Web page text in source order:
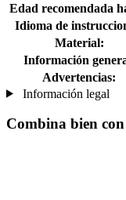
Edad recomendada
Idioma de
Material:
Información
Advertencias:
Información legal
Combina bien con